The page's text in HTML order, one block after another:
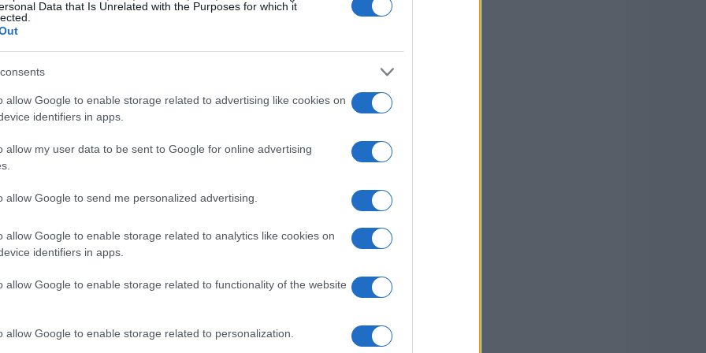
Data that Is Unrelated with the Purposes for which it
allow Google to enable storage related to advertising like cookies on
identifiers in apps.
allow my user data to be sent to Google for online advertising
allow Google to send me personalized advertising.
allow Google to enable storage related to analytics like cookies on
identifiers in apps.
allow Google to enable storage related to functionality of the website
allow Google to enable storage related to personalization.
Ultra HD 4K serait facturée plus chère.